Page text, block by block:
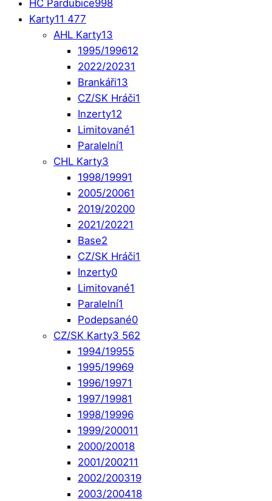
HC Pardubice998
Karty11 477
AHL Karty13
1995/199612
2022/20231
Brankáři13
CZ/SK Hráči1
Inzerty12
Limitované1
Paralelní1
CHL Karty3
1998/19991
2005/20061
2019/20200
2021/20221
Base2
CZ/SK Hráči1
Inzerty0
Limitované1
Paralelní1
Podepsané0
CZ/SK Karty3 562
1994/19955
1995/19969
1996/19971
1997/19981
1998/19996
1999/200011
2000/20018
2001/200211
2002/200319
2003/200418